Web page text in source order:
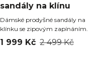
sandály na klínu
Dámské prodyšné sandály na
klínku se zipovým zapínáním.
1 999 Kč 2 499 Kč